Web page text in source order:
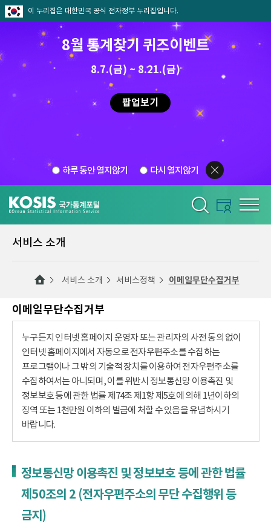
이 누리집은 대한민국 공식 전자정부 누리집입니다.
8월 통계찾기 퀴즈이벤트
8.7.(금) ~ 8.21.(금)
팝업보기
하루 동안 열지않기 다시 열지않기
서비스 소개
서비스 소개 서비스정책 이메일무단수집거부
이메일무단수집거부
누구든지 인터넷 홈페이지 운영자 또는 관리자의 사전 동의 없이
인터넷 홈페이지에서 자동으로 전자우편주소를 수집하는
프로그램이나 그 밖의 기술적 장치를 이용하여 전자우편주소를
수집하여서는 아니되며, 이를 위반시 정보통신망 이용촉진 및
정보보호 등에 관한 법률 제74조 제1항 제5호에 의해 1년이하의
징역 또는 1천만원 이하의 벌금에 처할 수 있음을 유념하시기
바랍니다.
정보통신망 이용촉진 및 정보보호 등에 관한 법률
제50조의 2 (전자우편주소의 무단 수집행위 등
금지)